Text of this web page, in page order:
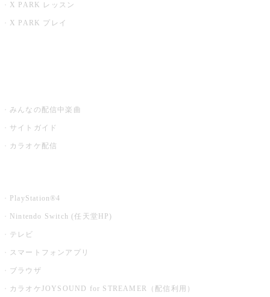
X PARK レッスン
X PARK プレイ
みんなの配信中楽曲
サイトガイド
カラオケ配信
PlayStation®4
Nintendo Switch (任天堂HP)
テレビ
スマートフォンアプリ
ブラウザ
カラオケJOYSOUND for STREAMER（配信利用）